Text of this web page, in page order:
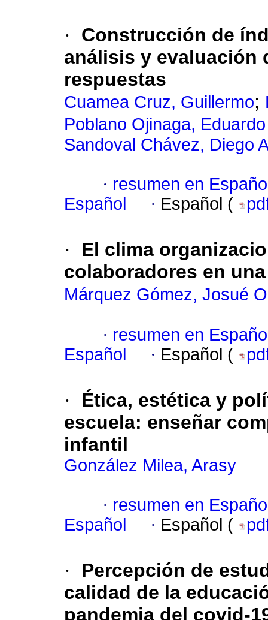
·
Construcción de
análisis y evaluación
respuestas
Cuamea Cruz, Guillermo;
Poblano Ojinaga,
Sandoval Chávez, Diego
· resumen en
Español
· Español (
·
El clima
colaboradores en
Márquez Gómez, Josué
· resumen en
Español
· Español (
·
Ética, estética y
escuela: enseñar
infantil
González Milea, Arasy
· resumen en
Español
· Español (
·
Percepción de
calidad de la
pandemia del covid-